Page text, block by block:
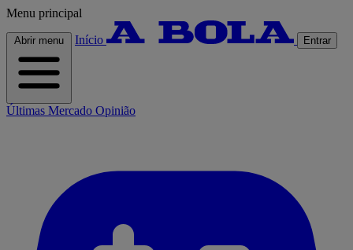
Menu principal
Abrir menu Início Entrar
Últimas Mercado Opinião